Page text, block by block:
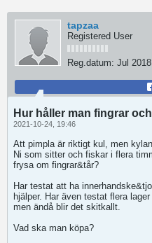
tapzaa
Registered User
Reg.datum: Jul 2018
Hur håller man fingrar
2021-10-24, 19:46
Att pimpla är riktigt kul, men
Ni som sitter och fiskar i flera
frysa om fingrar&tår?
Har testat att ha
hjälper. Har även testat flera
men ändå blir det skitkallt.
Vad ska man köpa?